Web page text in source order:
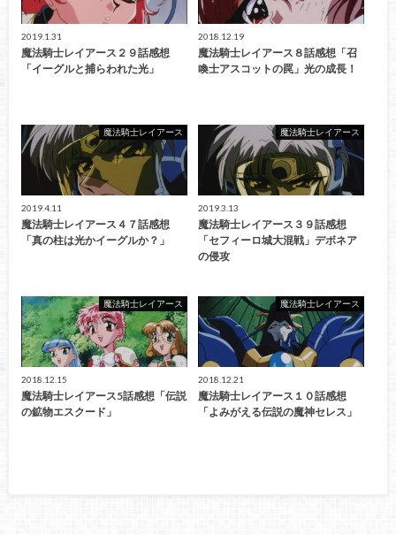
2019.1.31
魔法騎士レイアース２９話感想
「イーグルと捕らわれた光」
2018.12.19
魔法騎士レイアース８話感想「召
喚士アスコットの罠」光の成長！
魔法騎士レイアース
2019.4.11
魔法騎士レイアース４７話感想
「真の柱は光かイーグルか？」
魔法騎士レイアース
2019.3.13
魔法騎士レイアース３９話感想
「セフィーロ城大混戦」デボネア
の侵攻
魔法騎士レイアース
2018.12.15
魔法騎士レイアース5話感想「伝説
の鉱物エスクード」
魔法騎士レイアース
2018.12.21
魔法騎士レイアース１０話感想
「よみがえる伝説の魔神セレス」